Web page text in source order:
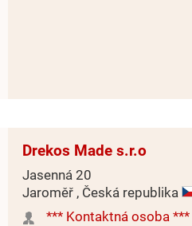
Drekos Made s.r.o
Jasenná 20
Jaroměř , Česká republika
*** Kontaktná osoba ***